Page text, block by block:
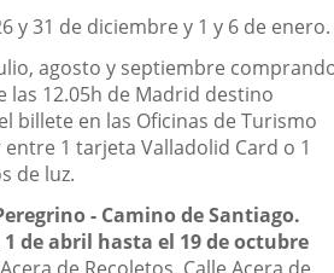
y 31 de diciembre y 1 y 6 de enero.
agosto y septiembre
las 12.05h de Madrid destino
billete en las Oficinas de Turismo
1 tarjeta Valladolid Card o 1
de luz.
- Camino de Santiago.
de abril hasta el 19 de octubre